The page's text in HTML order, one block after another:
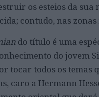
os esteios da sua
contudo, nas
do título é uma
do jovem
tocar todos os temas
caro a Hermann